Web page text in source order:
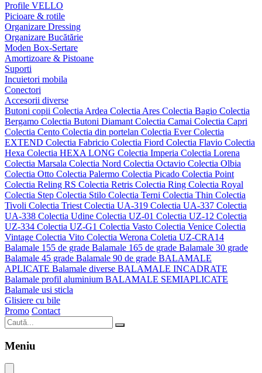
Profile VELLO
Picioare & rotile
Organizare Dressing
Organizare Bucătărie
Moden Box-Sertare
Amortizoare & Pistoane
Suporti
Incuietori mobila
Conectori
Accesorii diverse
Butoni copii Colectia Ardea Colectia Ares Colectia Bagio Colectia
Bergamo Colectia Butoni Diamant Colectia Camai Colectia Capri
Colectia Cento Colectia din portelan Colectia EverColectia
EXTEND Colectia Fabricio Colectia Fiord Colectia Flavio Colectia
Hexa Colectia HEXA LONG Colectia Imperia Colectia Lorena
Colectia Marsala Colectia Nord Colectia Octavio Colectia Olbia
Colectia Otto Colectia Palermo Colectia Picado Colectia Point
Colectia Reling RS Colectia Retris Colectia Ring Colectia Royal
Colectia Step Colectia Stilo Colectia Terni Colectia Thin Colectia
Tivoli Colectia Triest Colectia UA-319 Colectia UA-337 Colectia
UA-338 Colectia Udine Colectia UZ-01 Colectia UZ-12 Colectia
UZ-334 Colectia UZ-G1 Colectia Vasto Colectia Venice Colectia
Vintage Colectia Vito Colectia Werona Coletia UZ-CRA14
Balamale 155 de grade Balamale 165 de grade Balamale 30 grade
Balamale 45 grade Balamale 90 de grade BALAMALE
APLICATE Balamale diverse BALAMALE INCADRATE
Balamale profil aluminium BALAMALE SEMIAPLICATE
Balamale usi sticla
Glisiere cu bile
Promo Contact
Meniu